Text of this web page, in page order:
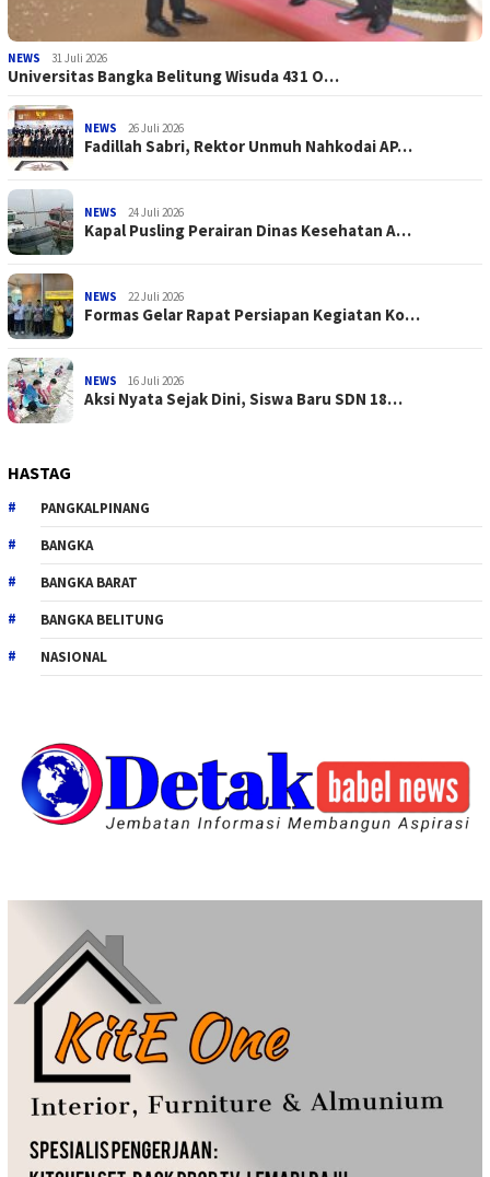
NEWS 31 Juli 2026
Universitas Bangka Belitung Wisuda 431 O…
NEWS 26 Juli 2026
Fadillah Sabri, Rektor Unmuh Nahkodai AP…
NEWS 24 Juli 2026
Kapal Pusling Perairan Dinas Kesehatan A…
NEWS 22 Juli 2026
Formas Gelar Rapat Persiapan Kegiatan Ko…
NEWS 16 Juli 2026
Aksi Nyata Sejak Dini, Siswa Baru SDN 18…
HASTAG
PANGKALPINANG
BANGKA
BANGKA BARAT
BANGKA BELITUNG
NASIONAL